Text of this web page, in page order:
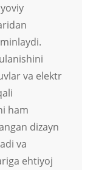
va elektr
ham
dizayn
va
ehtiyoj